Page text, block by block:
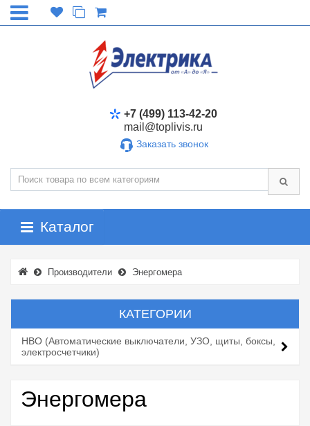
+7 (499) 113-42-20
mail@toplivis.ru
Заказать звонок
Каталог
Производители Энергомера
КАТЕГОРИИ
НВО (Автоматические выключатели, УЗО, щиты, боксы,
электросчетчики)
Энергомера